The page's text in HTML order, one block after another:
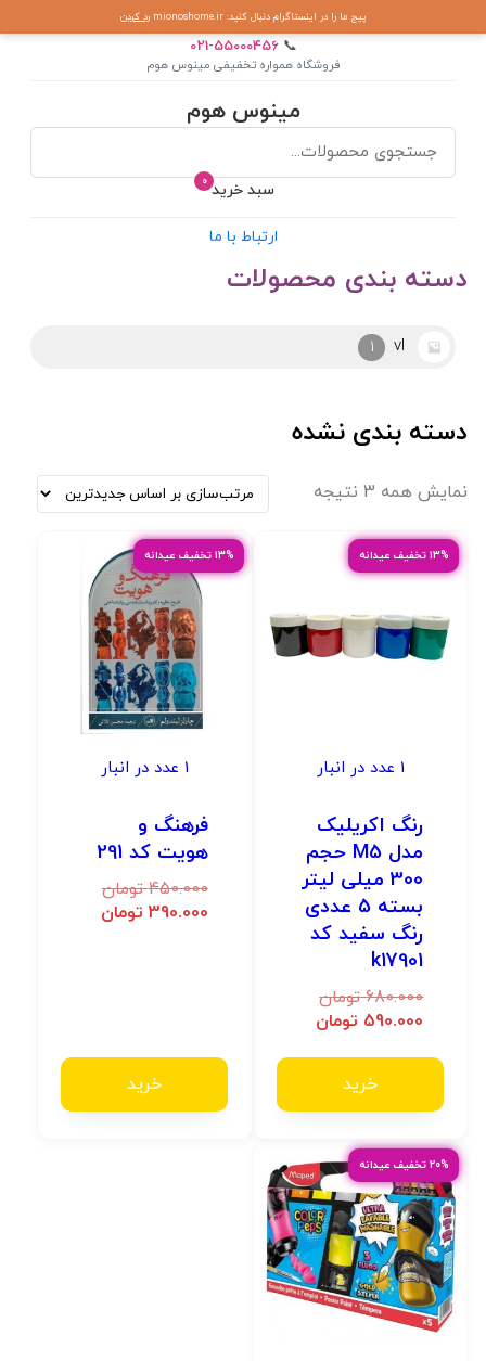
پیج ما را در اینستاگرام دنبال کنید: mionoshome.ir رد کردن
📞
021-55000456
فروشگاه همواره تخفیفی مینوس هوم
مینوس هوم
0 سبد خرید
ارتباط با ما
دسته بندی محصولات
vl
1
دسته بندی نشده
نمایش همه 3 نتیجه
۱۳% تخفیف عیدانه
1 عدد در انبار
رنگ اکریلیک
مدل M5 حجم
300 میلی لیتر
بسته 5 عددی
رنگ سفید کد
k17901
680.000 تومان
590.000 تومان
خرید
۱۳% تخفیف عیدانه
1 عدد در انبار
فرهنگ و
هویت کد 291
450.000 تومان
390.000 تومان
خرید
۲۰% تخفیف عیدانه